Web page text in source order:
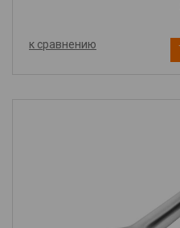
к сравнению